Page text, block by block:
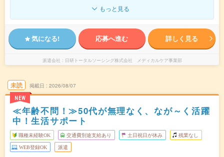
もっと見る
気になる! 応募へ進む 詳しく見る
派遣会社 日研トータルソーシング株式会社 メディカルケア事業部
未読
NEW
掲載日 2026/08/07
≪年齢不問！≫50代が無理なく、なが～く活躍
中！生活サポート
職種未経験OK 交通費別途支給あり 土日祝日が休み 残業なし
WEB登録OK 派遣